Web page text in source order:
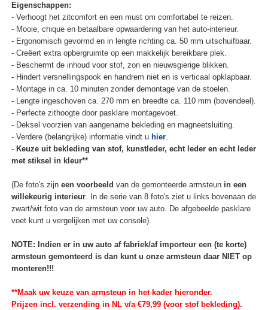
Eigenschappen:
- Verhoogt het zitcomfort en een must om comfortabel te reizen.
- Mooie, chique en betaalbare opwaardering van het auto-interieur.
- Ergonomisch gevormd en in lengte richting ca. 50 mm uitschuifbaar.
- Creëert extra opbergruimte op een makkelijk bereikbare plek.
- Beschermt de inhoud voor stof, zon en nieuwsgierige blikken.
- Hindert versnellingspook en handrem niet en is verticaal opklapbaar.
- Montage in ca. 10 minuten zonder demontage van de stoelen.
- Lengte ingeschoven ca. 270 mm en breedte ca. 110 mm (bovendeel).
- Perfecte zithoogte door pasklare montagevoet.
- Deksel voorzien van aangename bekleding en magneetsluiting.
- Verdere (belangrijke) informatie vindt u hier.
- Keuze uit bekleding van stof, kunstleder, echt leder en echt leder
met stiksel in kleur**
(De foto's zijn een voorbeeld van de gemonteerde armsteun in een
willekeurig interieur. In de serie van 8 foto's ziet u links bovenaan de
zwart/wit foto van de armsteun voor uw auto. De afgebeelde pasklare
voet kunt u vergelijken met uw console).
NOTE: Indien er in uw auto af fabriek/af importeur een (te korte)
armsteun gemonteerd is dan kunt u onze armsteun daar NIET op
monteren!!!
**Maak uw keuze van armsteun in het kader hieronder.
Prijzen incl. verzending in NL v/a €79,99 (voor stof bekleding).